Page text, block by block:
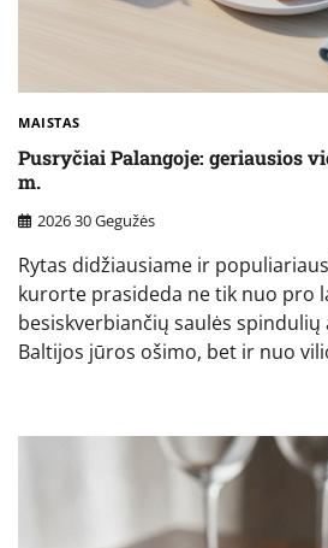
MAISTAS
Pusryčiai Palangoje: geriausios
m.
2026 30 Gegužės
Rytas didžiausiame ir
kurorte prasideda ne tik nuo pro
besiskverbiančių saulės
Baltijos jūros ošimo, bet ir nuo